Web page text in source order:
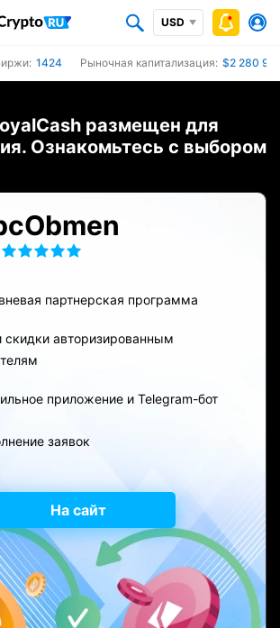
USD
1424 Рыночная капитализация: $2 280
размещен для
Ознакомьтесь с выбором
партнерская программа
скидки авторизированным
приложение и Telegram-бот
заявок
На сайт